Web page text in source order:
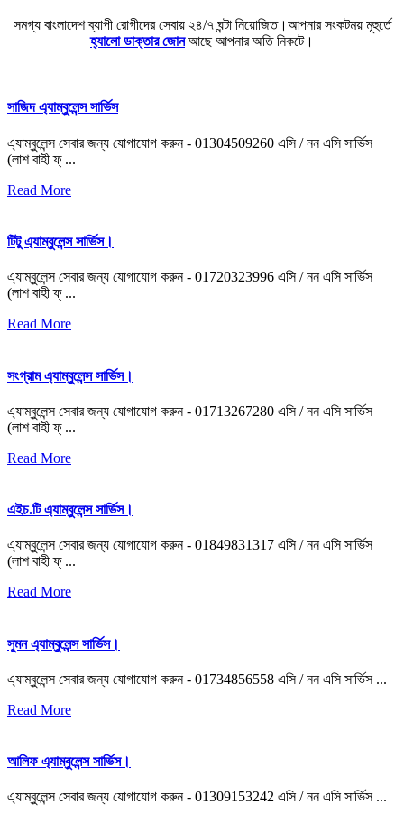
সমগ্য বাংলাদেশ ব্যাপী রোগীদের সেবায় ২৪/৭ ঘন্টা নিয়োজিত।আপনার সংকটময় মূহুর্তে
হ্যালো ডাক্তার জোনআছে আপনার অতি নিকটে।
সাজিদ এ্যাম্বুলেন্স সার্ভিস
এ্যাম্বুলেন্স সেবার জন্য যোগাযোগ করুন - 01304509260 এসি / নন এসি সার্ভিস
(লাশ বাহী ফ্ ...
Read More
টিটু এ্যাম্বুলেন্স সার্ভিস।
এ্যাম্বুলেন্স সেবার জন্য যোগাযোগ করুন - 01720323996 এসি / নন এসি সার্ভিস
(লাশ বাহী ফ্ ...
Read More
সংগ্রাম এ্যাম্বুলেন্স সার্ভিস।
এ্যাম্বুলেন্স সেবার জন্য যোগাযোগ করুন - 01713267280 এসি / নন এসি সার্ভিস
(লাশ বাহী ফ্ ...
Read More
এইচ.টি এ্যাম্বুলেন্স সার্ভিস।
এ্যাম্বুলেন্স সেবার জন্য যোগাযোগ করুন - 01849831317 এসি / নন এসি সার্ভিস
(লাশ বাহী ফ্ ...
Read More
সুমন এ্যাম্বুলেন্স সার্ভিস।
এ্যাম্বুলেন্স সেবার জন্য যোগাযোগ করুন - 01734856558 এসি / নন এসি সার্ভিস ...
Read More
আলিফ এ্যাম্বুলেন্স সার্ভিস।
এ্যাম্বুলেন্স সেবার জন্য যোগাযোগ করুন - 01309153242 এসি / নন এসি সার্ভিস ...